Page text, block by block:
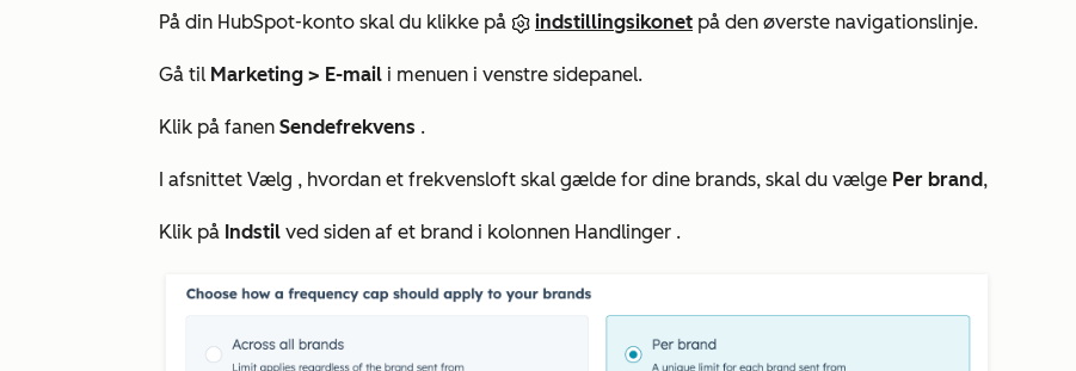
På din HubSpot-konto skal du klikke på indstillingsikonet på den øverste navigationslinje.
Gå til Marketing > E-mail i menuen i venstre sidepanel.
Klik på fanen Sendefrekvens .
I afsnittet Vælg , hvordan et frekvensloft skal gælde for dine brands, skal du vælge Per brand,
Klik på Indstil ved siden af et brand i kolonnen Handlinger .